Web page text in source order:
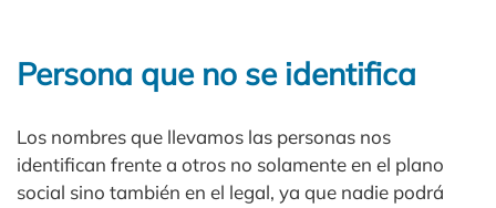
Persona que no se identifica
Los nombres que llevamos las personas nos
identifican frente a otros no solamente en el plano
social sino también en el legal, ya que nadie podrá